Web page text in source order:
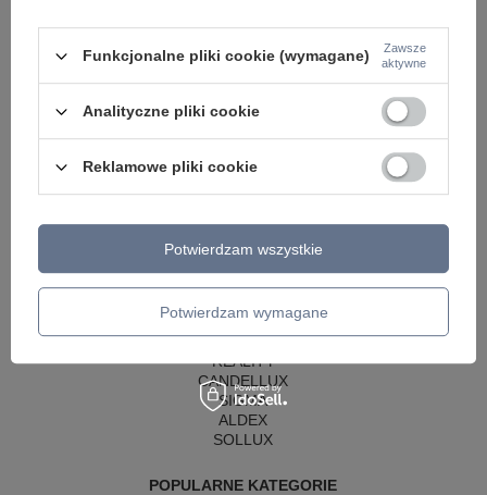
SŁUPKI OGRODOWE
LAMPY OGRODOWE - WISZĄCE
LAMPY WISZĄCE - ZEWNĘTRZNE
LAMPY OGRODOWE - SUFITOWE
GIRLANDY OGRODOWE
PRODUCENCI
MAYTONI
ARGON
REALITY
CANDELLUX
SIGMA
ALDEX
SOLLUX
POPULARNE KATEGORIE
Funkcjonalne pliki cookie (wymagane)
Zawsze
aktywne
Analityczne pliki cookie
Reklamowe pliki cookie
Potwierdzam wymagane
Potwierdzam wszystkie